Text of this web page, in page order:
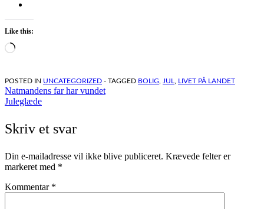
Like this:
Loading…
POSTED IN UNCATEGORIZED - TAGGED BOLIG, JUL, LIVET PÅ LANDET
Indlægsnavigation
Natmandens far har vundet
Juleglæde
Skriv et svar
Din e-mailadresse vil ikke blive publiceret. Krævede felter er
markeret med *
Kommentar *